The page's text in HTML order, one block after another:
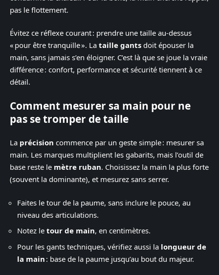
pas le flottement.
Évitez ce réflexe courant : prendre une taille au-dessus
« pour être tranquille ». La taille gants doit épouser la
main, sans jamais s’en éloigner. C’est là que se joue la vraie
différence : confort, performance et sécurité tiennent à ce
détail.
Comment mesurer sa main pour ne
pas se tromper de taille
La précision commence par un geste simple : mesurer sa
main. Les marques multiplient les gabarits, mais l’outil de
base reste le mètre ruban. Choisissez la main la plus forte
(souvent la dominante), et mesurez sans serrer.
Faites le tour de la paume, sans inclure le pouce, au
niveau des articulations.
Notez le tour de main, en centimètres.
Pour les gants techniques, vérifiez aussi la longueur de
la main : base de la paume jusqu’au bout du majeur.